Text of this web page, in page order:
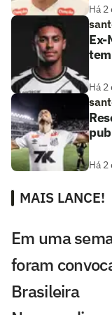
Há 2
Ex-
Há 2
Há 2
MAIS LANCE!
Em uma
foram
Brasileira